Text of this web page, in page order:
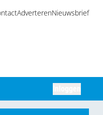
AdverterenNieuwsbrief